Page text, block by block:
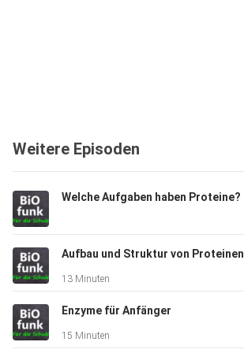
Weitere Episoden
Welche Aufgaben haben Proteine?
Aufbau und Struktur von Proteinen
13 Minuten
Enzyme für Anfänger
15 Minuten